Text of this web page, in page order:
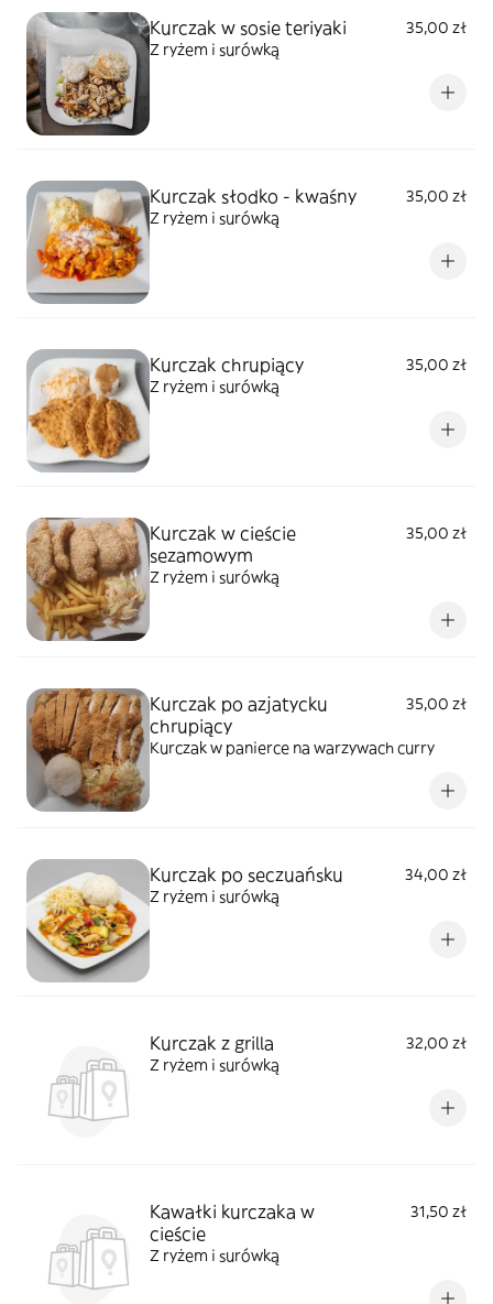
Kurczak w sosie teriyaki
35,00 zł
Z ryżem i surówką
Kurczak słodko - kwaśny
35,00 zł
Z ryżem i surówką
Kurczak chrupiący
35,00 zł
Z ryżem i surówką
Kurczak w cieście
sezamowym
35,00 zł
Z ryżem i surówką
Kurczak po azjatycku
chrupiący
35,00 zł
Kurczak w panierce na warzywach curry
Kurczak po seczuańsku
34,00 zł
Z ryżem i surówką
Kurczak z grilla
32,00 zł
Z ryżem i surówką
Kawałki kurczaka w
cieście
31,50 zł
Z ryżem i surówką